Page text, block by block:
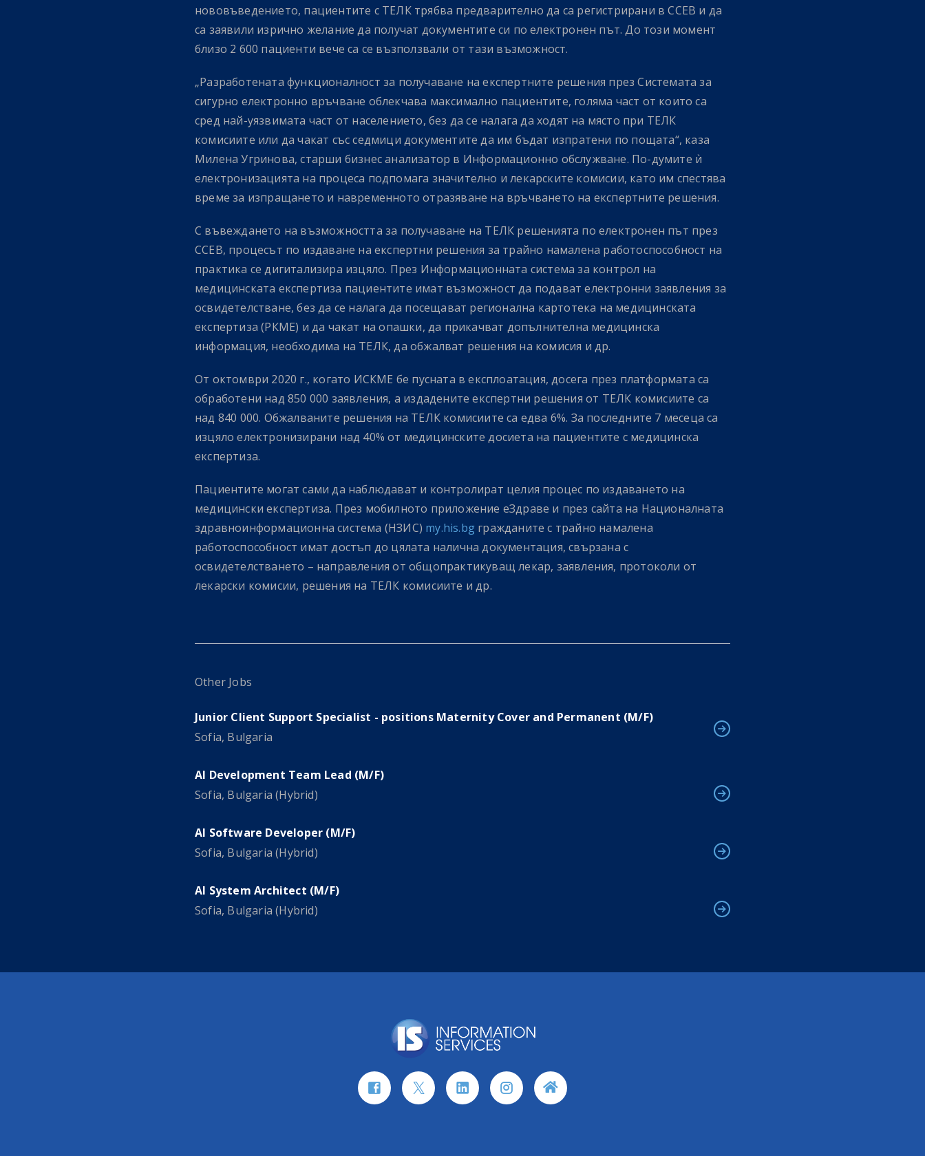
нововъведението, пациентите с ТЕЛК трябва предварително да са регистрирани в ССЕВ и да
са заявили изрично желание да получат документите си по електронен път. До този момент
близо 2 600 пациенти вече са се възползвали от тази възможност.
„Разработената функционалност за получаване на експертните решения през Системата за
сигурно електронно връчване облекчава максимално пациентите, голяма част от които са
сред най-уязвимата част от населението, без да се налага да ходят на място при ТЕЛК
комисиите или да чакат със седмици документите да им бъдат изпратени по пощата“, каза
Милена Угринова, старши бизнес анализатор в Информационно обслужване. По-думите ѝ
електронизацията на процеса подпомага значително и лекарските комисии, като им спестява
време за изпращането и навременното отразяване на връчването на експертните решения.
С въвеждането на възможността за получаване на ТЕЛК решенията по електронен път през
ССЕВ, процесът по издаване на експертни решения за трайно намалена работоспособност на
практика се дигитализира изцяло. През Информационната система за контрол на
медицинската експертиза пациентите имат възможност да подават електронни заявления за
освидетелстване, без да се налага да посещават регионална картотека на медицинската
експертиза (РКМЕ) и да чакат на опашки, да прикачват допълнителна медицинска
информация, необходима на ТЕЛК, да обжалват решения на комисия и др.
От октомври 2020 г., когато ИСКМЕ бе пусната в експлоатация, досега през платформата са
обработени над 850 000 заявления, а издадените експертни решения от ТЕЛК комисиите са
над 840 000. Обжалваните решения на ТЕЛК комисиите са едва 6%. За последните 7 месеца са
изцяло електронизирани над 40% от медицинските досиета на пациентите с медицинска
експертиза.
Пациентите могат сами да наблюдават и контролират целия процес по издаването на
медицински експертиза. През мобилното приложение еЗдраве и през сайта на Националната
здравноинформационна система (НЗИС) my.his.bg гражданите с трайно намалена
работоспособност имат достъп до цялата налична документация, свързана с
освидетелстването – направления от общопрактикуващ лекар, заявления, протоколи от
лекарски комисии, решения на ТЕЛК комисиите и др.
Other Jobs
Junior Client Support Specialist - positions Maternity Cover and Permanent (M/F)
Sofia, Bulgaria
AI Development Team Lead (M/F)
Sofia, Bulgaria (Hybrid)
AI Software Developer (M/F)
Sofia, Bulgaria (Hybrid)
AI System Architect (M/F)
Sofia, Bulgaria (Hybrid)